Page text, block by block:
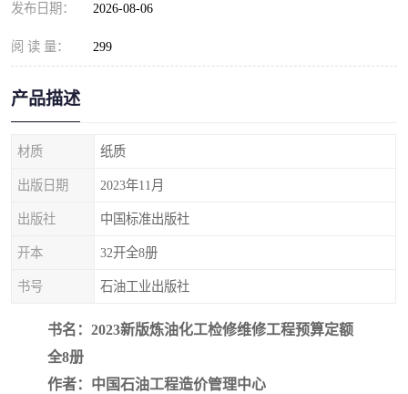
发布日期： 2026-08-06
阅 读 量： 299
产品描述
材质 纸质
出版日期 2023年11月
出版社 中国标准出版社
开本 32开全8册
书号 石油工业出版社
书名：2023新版炼油化工检修维修工程预算定额
全8册
作者：中国石油工程造价管理中心
额
电子工程概预算定额
内河航运工程概预算定额
疏浚工程预算定额
吉林建设工程计价定额
福建建设工程预算定额
江西省建筑工程预算定额
锅炉及压力容器规范国际
性规范ASME
广东省建设工程预算定额
湖北省建设工程预算定额